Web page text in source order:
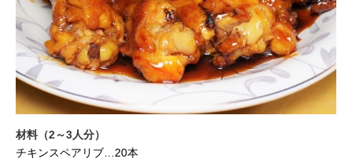
材料（2～3人分）
チキンスペアリブ…20本